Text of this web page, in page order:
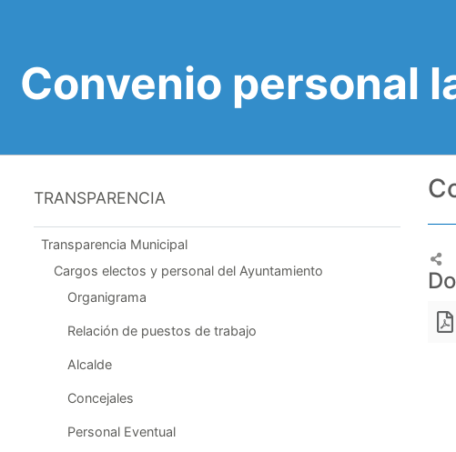
Convenio personal
TRANSPARENCIA
Transparencia Municipal
Cargos electos y personal del Ayuntamiento
Organigrama
Relación de puestos de trabajo
Alcalde
Concejales
Personal Eventual